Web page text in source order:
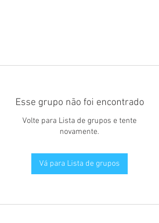
Esse grupo não foi encontrado
Volte para Lista de grupos e tente
novamente.
Vá para Lista de grupos